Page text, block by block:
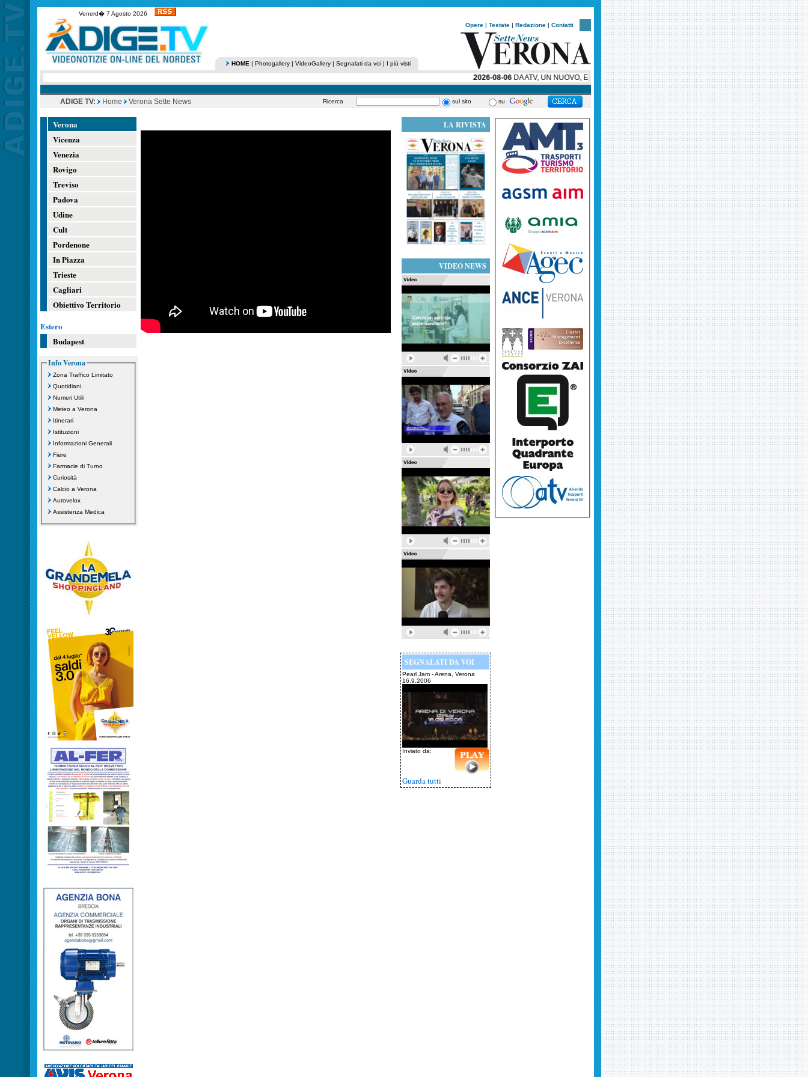
Venerd� 7 Agosto 2026
Opere | Testate | Redazione | Contatti
HOME | Photogallery | VideoGallery | Segnalati da voi | I più visti
2026-08-06DA ATV, UN NUOVO, ESCLUSIVO, SUPER BUS PER HELLAS VERONA, AMBASCIATORE
ADIGE TV: Home Verona Sette News Ricerca sul sito su
Verona
Vicenza
Venezia
Rovigo
Treviso
Padova
Udine
Cult
Pordenone
In Piazza
Trieste
Cagliari
Obiettivo Territorio
Estero
Budapest
Info Verona
Zona Traffico Limitato
Quotidiani
Numeri Utili
Meteo a Verona
Itinerari
Istituzioni
Informazioni Generali
Fiere
Farmacie di Turno
Curiosità
Calcio a Verona
Autovelox
Assistenza Medica
LA RIVISTA
VIDEO NEWS
SEGNALATI DA VOI
Pearl Jam - Arena, Verona
16.9.2006
Inviato da:
Guarda tutti